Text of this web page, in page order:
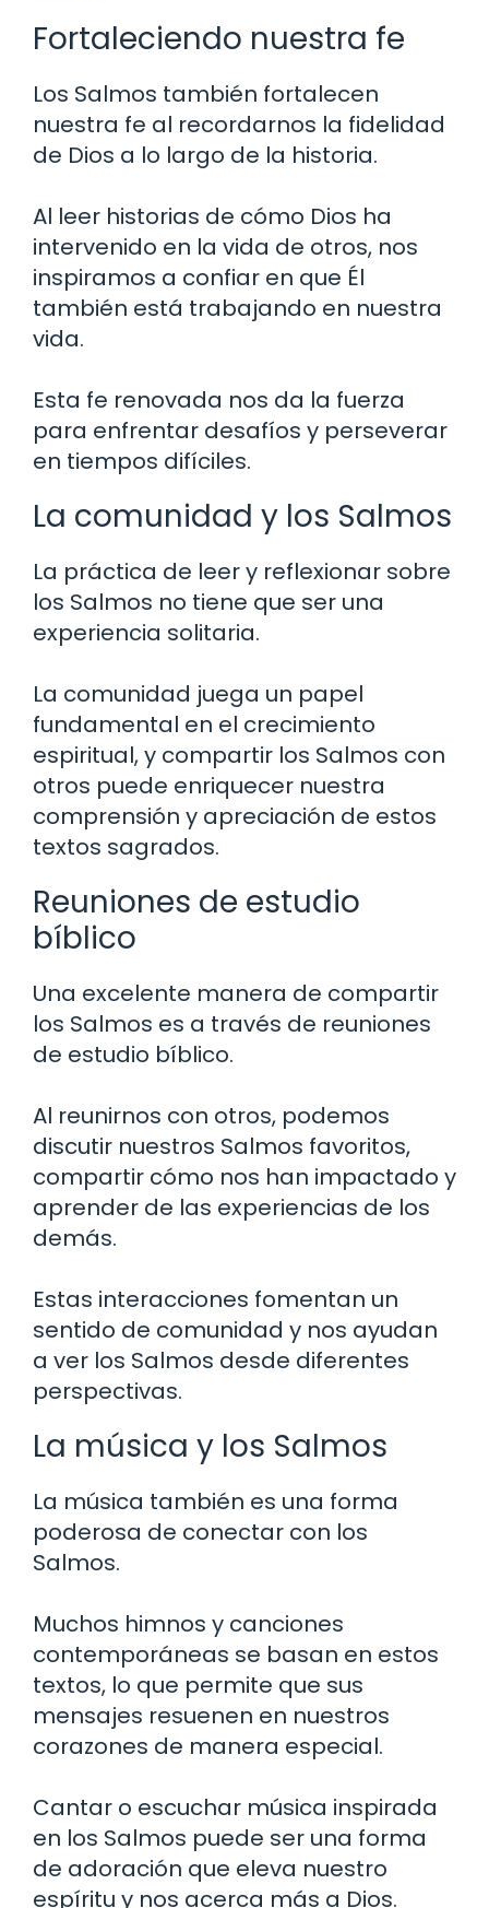
Fortaleciendo nuestra fe
Los Salmos también fortalecen
nuestra fe al recordarnos la fidelidad
de Dios a lo largo de la historia.
Al leer historias de cómo Dios ha
intervenido en la vida de otros, nos
inspiramos a confiar en que Él
también está trabajando en nuestra
vida.
Esta fe renovada nos da la fuerza
para enfrentar desafíos y perseverar
en tiempos difíciles.
La comunidad y los Salmos
La práctica de leer y reflexionar sobre
los Salmos no tiene que ser una
experiencia solitaria.
La comunidad juega un papel
fundamental en el crecimiento
espiritual, y compartir los Salmos con
otros puede enriquecer nuestra
comprensión y apreciación de estos
textos sagrados.
Reuniones de estudio
bíblico
Una excelente manera de compartir
los Salmos es a través de reuniones
de estudio bíblico.
Al reunirnos con otros, podemos
discutir nuestros Salmos favoritos,
compartir cómo nos han impactado y
aprender de las experiencias de los
demás.
Estas interacciones fomentan un
sentido de comunidad y nos ayudan
a ver los Salmos desde diferentes
perspectivas.
La música y los Salmos
La música también es una forma
poderosa de conectar con los
Salmos.
Muchos himnos y canciones
contemporáneas se basan en estos
textos, lo que permite que sus
mensajes resuenen en nuestros
corazones de manera especial.
Cantar o escuchar música inspirada
en los Salmos puede ser una forma
de adoración que eleva nuestro
espíritu y nos acerca más a Dios.